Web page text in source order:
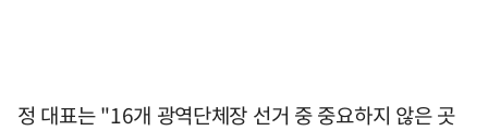
정 대표는 "16개 광역단체장 선거 중 중요하지 않은 곳